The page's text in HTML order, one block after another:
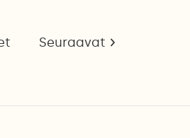
Seuraavat